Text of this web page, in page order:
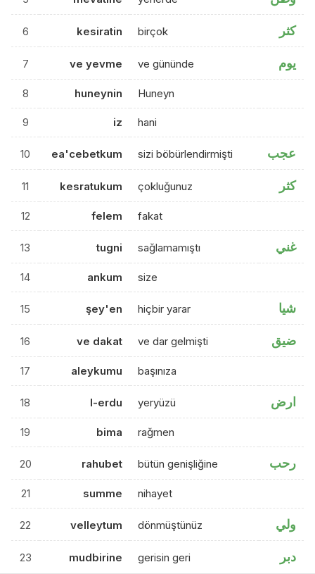
6 kesiratin birçok كثر
7 ve yevme ve gününde يوم
8 huneynin Huneyn
9 iz hani
10 ea'cebetkum sizi böbürlendirmişti عجب
11 kesratukum çokluğunuz كثر
12 felem fakat
13 tugni sağlamamıştı غني
14 ankum size
15 şey'en hiçbir yarar شيا
16 ve dakat ve dar gelmişti ضيق
17 aleykumu başınıza
18 l-erdu yeryüzü ارض
19 bima rağmen
20 rahubet bütün genişliğine رحب
21 summe nihayet
22 velleytum dönmüştünüz ولي
23 mudbirine gerisin geri دبر